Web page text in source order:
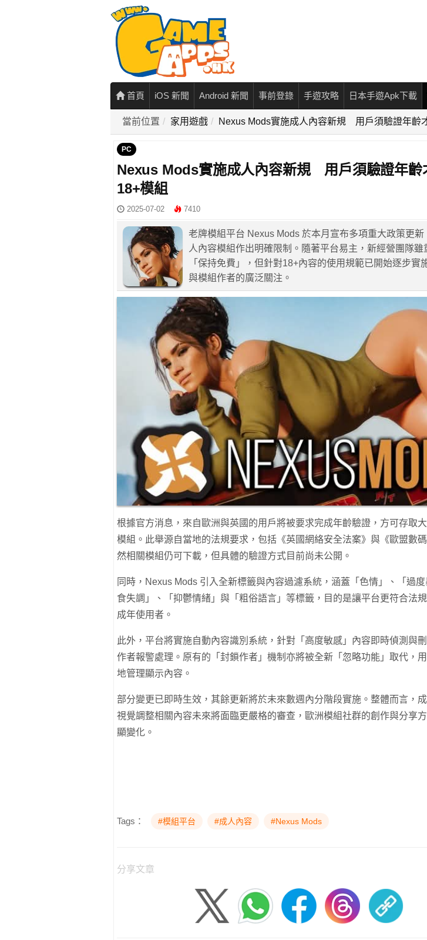
首頁 iOS 新聞 Android 新聞 事前登錄 手遊攻略 日本手遊Apk下載
當前位置 家用遊戲 Nexus Mods實施成人內容新規 用戶須驗證年齡
PC
Nexus Mods實施成人內容新規 用戶須驗證年齡
18+模組
2025-07-02 7410
老牌模組平台 Nexus Mods 於本月宣布多項重大政策更新
人內容模組作出明確限制。隨著平台易主，新經營團隊雖
「保持免費」，但針對18+內容的使用規範已開始逐步實
與模組作者的廣泛關注。
根據官方消息，來自歐洲與英國的用戶將被要求完成年齡驗證，方可存取
模組。此舉源自當地的法規要求，包括《英國網絡安全法案》與《歐盟數
然相關模組仍可下載，但具體的驗證方式目前尚未公開。
同時，Nexus Mods 引入全新標籤與內容過濾系統，涵蓋「色情」、「過
食失調」、「抑鬱情緒」與「粗俗語言」等標籤，目的是讓平台更符合法
成年使用者。
此外，平台將實施自動內容識別系統，針對「高度敏感」內容即時偵測與
作者報警處理。原有的「封鎖作者」機制亦將被全新「忽略功能」取代，
地管理顯示內容。
部分變更已即時生效，其餘更新將於未來數週內分階段實施。整體而言，
視覺調整相關內容未來將面臨更嚴格的審查，歐洲模組社群的創作與分享
顯變化。
Tags： #模組平台 #成人內容 #Nexus Mods
分享文章